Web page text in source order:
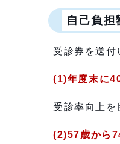
自己負担
受診券を送付
(1)年度末に
受診率向上を
(2)57歳から